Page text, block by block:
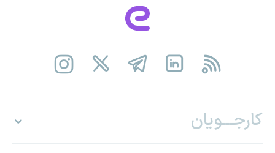
کارجـــویان